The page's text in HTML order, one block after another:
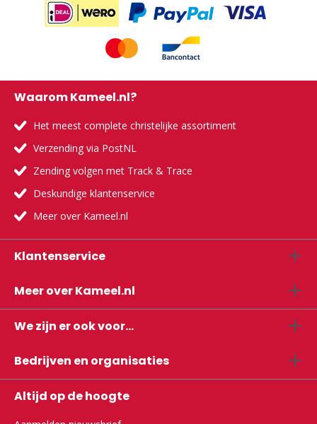
Waarom Kameel.nl?
Het meest complete christelijke assortiment
Verzending via PostNL
Zending volgen met Track & Trace
Deskundige klantenservice
Meer over Kameel.nl
Klantenservice
Meer over Kameel.nl
We zijn er ook voor...
Bedrijven en organisaties
Altijd op de hoogte